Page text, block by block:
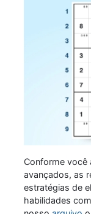
Conforme você
avançados, as
estratégias de
habilidades